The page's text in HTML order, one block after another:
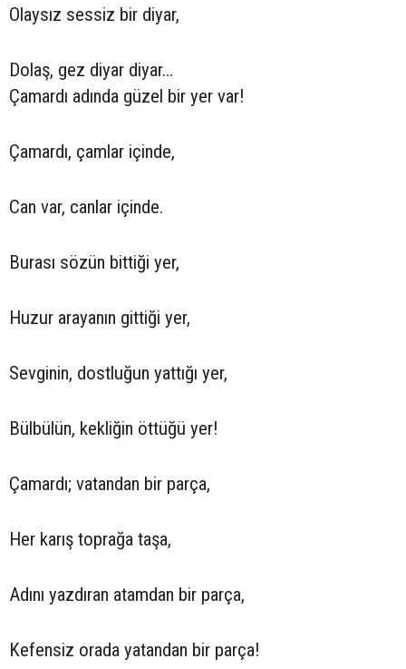
Olaysız sessiz bir diyar,
Dolaş, gez diyar diyar...
Çamardı adında güzel bir yer var!
Çamardı, çamlar içinde,
Can var, canlar içinde.
Burası sözün bittiği yer,
Huzur arayanın gittiği yer,
Sevginin, dostluğun yattığı yer,
Bülbülün, kekliğin öttüğü yer!
Çamardı; vatandan bir parça,
Her karış toprağa taşa,
Adını yazdıran atamdan bir parça,
Kefensiz orada yatandan bir parça!